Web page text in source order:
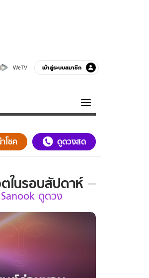
WeTV เข้าสู่ระบบสมาชิก
วามรู้รอบตัว
าวทู
โชค ดูดวงสด
ในรอบสัปดาห์
Sanook ดูดวง